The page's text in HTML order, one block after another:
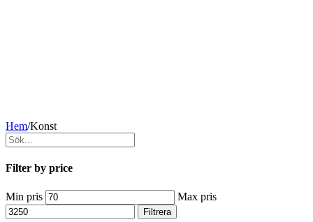
Hem/Konst
Filter by price
Min pris Max pris
Filtrera